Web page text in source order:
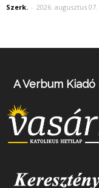
Szerk. - 2026. augusztus 07.
A Verbum